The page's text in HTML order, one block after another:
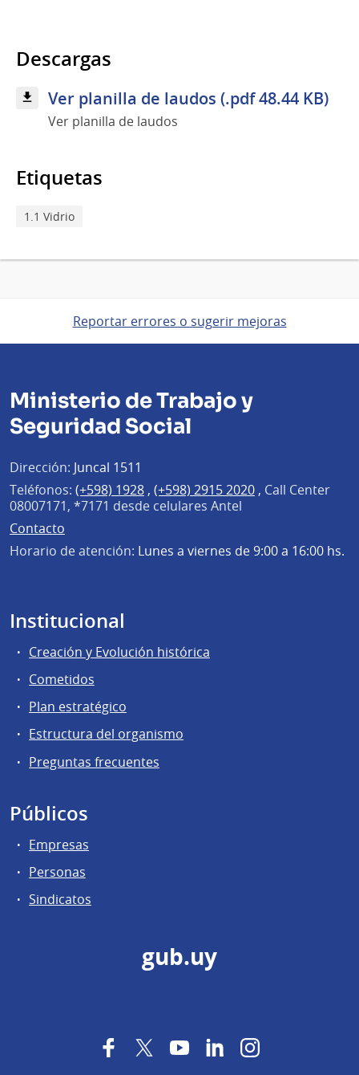
Descargas
Ver planilla de laudos (.pdf 48.44 KB)
Ver planilla de laudos
Etiquetas
1.1 Vidrio
Reportar errores o sugerir mejoras
Ministerio de Trabajo y
Seguridad Social
Dirección: Juncal 1511
Teléfonos: (+598) 1928 , (+598) 2915 2020 , Call Center
08007171, *7171 desde celulares Antel
Contacto
Horario de atención: Lunes a viernes de 9:00 a 16:00 hs.
Institucional
Creación y Evolución histórica
Cometidos
Plan estratégico
Estructura del organismo
Preguntas frecuentes
Públicos
Empresas
Personas
Sindicatos
gub.uy
FacebookTwitterYouTubeLinkedInInstagram